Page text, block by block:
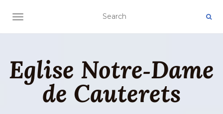
AFFICHER/MASQUER LA NAVIGATION
Eglise Notre‑Dame
de Cauterets